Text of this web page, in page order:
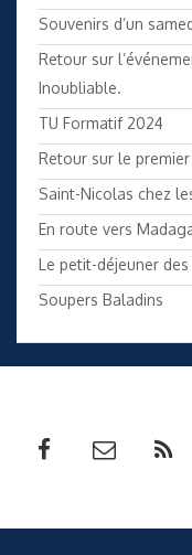
Souvenirs d’un
Retour sur
Inoubliable.
TU Formatif 2024
Retour sur le
Saint-Nicolas chez
En route vers
Le petit-déjeuner
Soupers Baladins